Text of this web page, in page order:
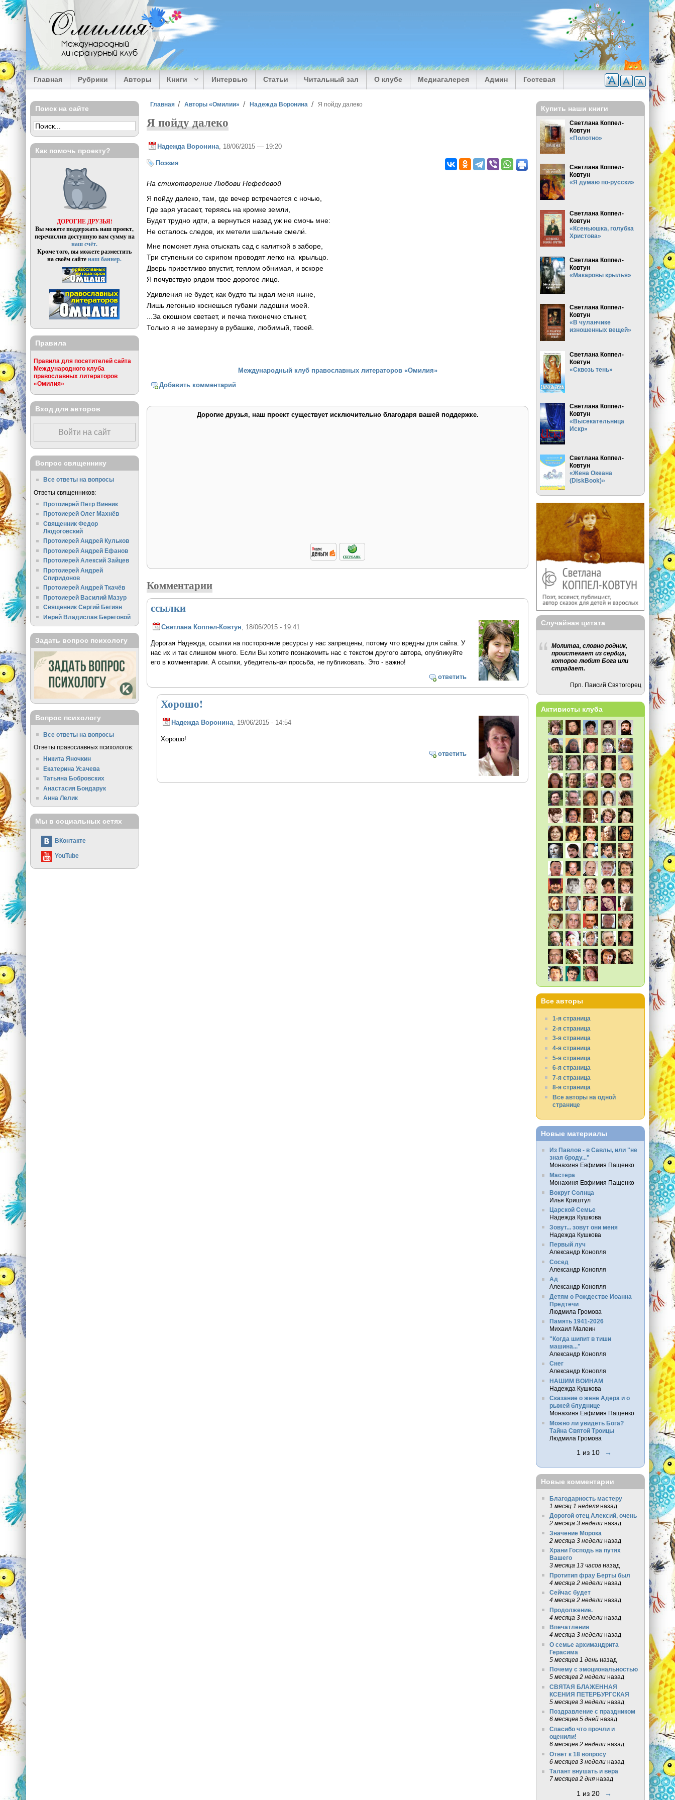
Перейти к основному содержанию
Омилия
Международный
литературный клуб
Главная Рубрики Авторы Книги Интервью Статьи Читальный зал О клубе Медиагалерея Админ Гостевая
Вы здесь
Главная Авторы «Омилии» Надежда Воронина Я пойду далеко
Я пойду далеко
Надежда Воронина , 18/06/2015 — 19:20
Поэзия
На стихотворение Любови Нефедовой
Я пойду далеко, там, где вечер встречается с ночью,
Где заря угасает, теряясь на кромке земли,
Будет трудно идти, а вернуться назад уж не смочь мне:
Не осталось следов, их метели шальные смели́.
Мне поможет луна отыскать сад с калиткой в заборе,
Три ступеньки со скрипом проводят легко на крыльцо.
Дверь приветливо впустит, теплом обнимая, и вскоре
Я почувствую рядом твое дорогое лицо.
Удивления не будет, как будто ты ждал меня ныне,
Лишь легонько коснешься губами ладошки моей.
...За окошком светает, и печка тихонечко стынет,
Только я не замерзну в рубашке, любимый, твоей.
Международный клуб православных литераторов «Омилия»
Добавить комментарий
Дорогие друзья, наш проект существует исключительно благодаря вашей поддержке.
Комментарии
ссылки
Светлана Коппел-Ковтун , 18/06/2015 - 19:41
Дорогая Надежда, ссылки на посторонние ресурсы у нас запрещены, потому что вредны для сайта. У
нас их и так слишком много. Если Вы хотите познакомить нас с текстом другого автора, опубликуйте
его в комментарии. А ссылки, убедительная просьба, не публиковать. Это - важно!
ответить
Хорошо!
Надежда Воронина, 19/06/2015 - 14:54
Хорошо!
ответить
Поиск на сайте
Как помочь проекту?
ДОРОГИЕ ДРУЗЬЯ!
Вы можете поддержать наш проект,
перечислив доступную вам сумму на
наш счёт.
Кроме того, вы можете разместить
на своём сайтенаш баннер.
Правила
Правила для посетителей сайта
Международного клуба
православных литераторов
«Омилия»
Вход для авторов
Войти на сайт
Вопрос священнику
Все ответы на вопросы
Ответы священников:
Протоиерей Пётр Винник
Протоиерей Олег Махнёв
Священник Федор
Людоговский
Протоиерей Андрей Кульков
Протоиерей Андрей Ефанов
Протоиерей Алексий Зайцев
Протоиерей Андрей
Спиридонов
Протоиерей Андрей Ткачёв
Протоиерей Василий Мазур
Священник Сергий Бегиян
Иерей Владислав Береговой
Задать вопрос психологу
Вопрос психологу
Все ответы на вопросы
Ответы православных психологов:
Никита Яночкин
Екатерина Усачева
Татьяна Бобровских
Анастасия Бондарук
Анна Лелик
Мы в социальных сетях
ВКонтакте
YouTube
Купить наши книги
Светлана Коппел-
Ковтун
«Полотно»
Светлана Коппел-
Ковтун
«Я думаю по-русски»
Светлана Коппел-
Ковтун
«Ксеньюшка, голубка
Христова»
Светлана Коппел-
Ковтун
«Макаровы крылья»
Светлана Коппел-
Ковтун
«В чуланчике
изношенных вещей»
Светлана Коппел-
Ковтун
«Сквозь тень»
Светлана Коппел-
Ковтун
«Высекательница
Искр»
Светлана Коппел-
Ковтун
«Жена Океана
(DiskBook)»
Случайная цитата
Молитва, словно родник,
проистекает из сердца,
которое любит Бога или
страдает.
Прп. Паисий Святогорец
Активисты клуба
Все авторы
1-я страница
2-я страница
3-я страница
4-я страница
5-я страница
6-я страница
7-я страница
8-я страница
Все авторы на одной
странице
Новые материалы
Из Павлов - в Савлы, или "не
зная броду..."
Монахиня Евфимия Пащенко
Мастера
Монахиня Евфимия Пащенко
Вокруг Солнца
Илья Криштул
Царской Семье
Надежда Кушкова
Зовут... зовут они меня
Надежда Кушкова
Первый луч
Александр Конопля
Сосед
Александр Конопля
Ад
Александр Конопля
Детям о Рождестве Иоанна
Предтечи
Людмила Громова
Память 1941-2026
Михаил Малеин
"Когда шипит в тиши
машина..."
Александр Конопля
Снег
Александр Конопля
НАШИМ ВОИНАМ
Надежда Кушкова
Сказание о жене Адера и о
рыжей блуднице
Монахиня Евфимия Пащенко
Можно ли увидеть Бога?
Тайна Святой Троицы
Людмила Громова
1 из 10 →
Новые комментарии
Благодарность мастеру
1 месяц 1 неделяназад
Дорогой отец Алексий, очень
2 месяца 3 неделиназад
Значение Морока
2 месяца 3 неделиназад
Храни Господь на путях
Вашего
3 месяца 13 часовназад
Протитип фрау Берты был
4 месяца 2 неделиназад
Сейчас будет
4 месяца 2 неделиназад
Продолжение.
4 месяца 3 неделиназад
Впечатления
4 месяца 3 неделиназад
О семье архимандрита
Герасима
5 месяцев 1 деньназад
Почему с эмоциональностью
5 месяцев 2 неделиназад
СВЯТАЯ БЛАЖЕННАЯ
КСЕНИЯ ПЕТЕРБУРГСКАЯ
5 месяцев 3 неделиназад
Поздравление с праздником
6 месяцев 5 днейназад
Спасибо что прочли и
оценили!
6 месяцев 2 неделиназад
Ответ к 18 вопросу
6 месяцев 3 неделиназад
Талант внушать и вера
7 месяцев 2 дняназад
1 из 20 →